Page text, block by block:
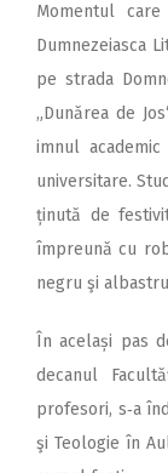
Momentul
Dumnezeiasca
pe strada
„Dunărea de
imnul
universitare.
ținută de
împreună cu
negru şi
În același pas
decanul
profesori, s‑a
şi Teologie în